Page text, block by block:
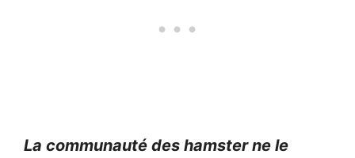
La communauté des hamster ne le